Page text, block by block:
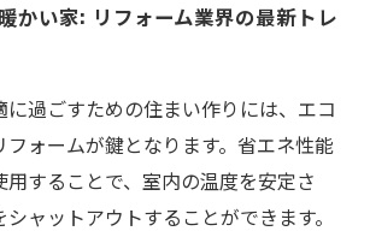
かい家: リフォーム業界の最新トレ
に過ごすための住まい作りには、エコ
ォームが鍵となります。省エネ性能
することで、室内の温度を安定さ
ャットアウトすることができます。